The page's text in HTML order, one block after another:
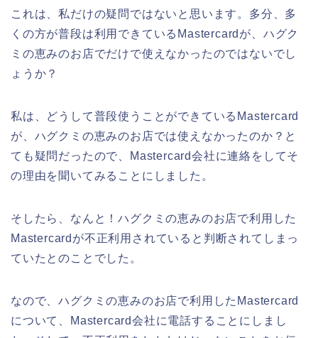
これは、私だけの疑問ではないと思います。多分、多
くの方が普段は利用できているMastercardが、ハグク
ミの恵みのお店でだけで使えなかったのではないでし
ょうか？
私は、どうして普段使うことができているMastercard
が、ハグクミの恵みのお店では使えなかったのか？と
ても疑問だったので、Mastercard会社に連絡をしてそ
の理由を聞いてみることにしました。
そしたら、なんと！ハグクミの恵みのお店で利用した
Mastercardが不正利用されていると判断されてしまっ
ていたとのことでした。
なので、ハグクミの恵みのお店で利用したMastercard
について、Mastercard会社に電話することにしまし